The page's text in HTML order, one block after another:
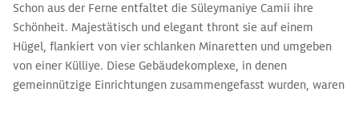
Schon aus der Ferne entfaltet die Süleymaniye Camii ihre
Schönheit. Majestätisch und elegant thront sie auf einem
Hügel, flankiert von vier schlanken Minaretten und umgeben
von einer Külliye. Diese Gebäudekomplexe, in denen
gemeinnützige Einrichtungen zusammengefasst wurden, waren